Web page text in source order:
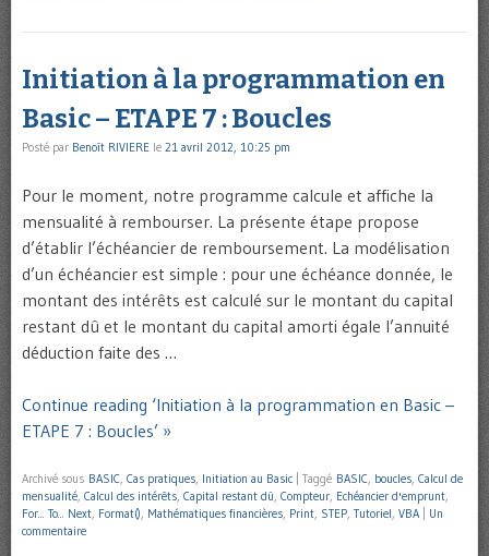
Initiation à la programmation en
Basic – ETAPE 7 : Boucles
Posté par Benoît RIVIERE le 21 avril 2012, 10:25 pm
Pour le moment, notre programme calcule et affiche la
mensualité à rembourser. La présente étape propose
d’établir l’échéancier de remboursement. La modélisation
d’un échéancier est simple : pour une échéance donnée, le
montant des intérêts est calculé sur le montant du capital
restant dû et le montant du capital amorti égale l’annuité
déduction faite des …
Continue reading ‘Initiation à la programmation en Basic –
ETAPE 7 : Boucles’ »
Archivé sous BASIC, Cas pratiques, Initiation au Basic Taggé BASIC, boucles, Calcul de
mensualité, Calcul des intérêts, Capital restant dû, Compteur, Echéancier d'emprunt,
For... To... Next, Format(), Mathématiques financières, Print, STEP, Tutoriel, VBA
Un
commentaire